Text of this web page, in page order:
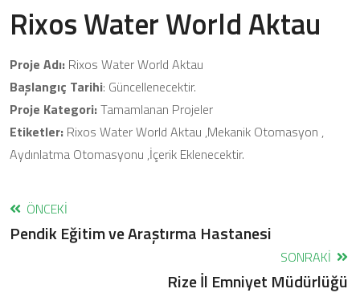
Rixos Water World Aktau
Proje Adı: Rixos Water World Aktau
Başlangıç Tarihi: Güncellenecektir.
Proje Kategori:Tamamlanan Projeler
Etiketler: Rixos Water World Aktau ,Mekanik Otomasyon ,
Aydınlatma Otomasyonu ,İçerik Eklenecektir.
ÖNCEKI
Pendik Eğitim ve Araştırma Hastanesi
SONRAKI
Rize İl Emniyet Müdürlüğü